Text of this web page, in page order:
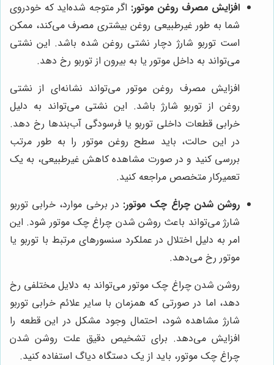
افزایش مصرف روغن موتور: اگر متوجه شده‌اید که خودروی
شما به طور غیرطبیعی روغن بیشتری مصرف می‌کند، ممکن
است توربو شارژ دچار نشتی روغن شده باشد. این نشتی
می‌تواند به داخل موتور یا به بیرون از توربو رخ دهد.
افزایش مصرف روغن موتور می‌تواند نشانه‌ای از نشتی
روغن از توربو شارژ باشد. این نشتی می‌تواند به دلیل
خرابی قطعات داخلی توربو یا فرسودگی آب‌بندها رخ دهد.
در این حالت، باید سطح روغن موتور را به طور مرتب
بررسی کنید و در صورت مشاهده کاهش غیرطبیعی، به یک
تعمیرکار متخصص مراجعه کنید.
روشن شدن چراغ چک موتور: در برخی موارد، خرابی توربو
شارژ می‌تواند باعث روشن شدن چراغ چک موتور شود. این
امر به دلیل اختلال در عملکرد سنسورهای مرتبط با توربو یا
موتور رخ می‌دهد.
روشن شدن چراغ چک موتور می‌تواند به دلایل مختلفی رخ
دهد، اما در صورتی که همزمان با سایر علائم خرابی توربو
شارژ مشاهده شود، احتمال وجود مشکل در این قطعه را
افزایش می‌دهد. برای تشخیص دقیق علت روشن شدن
چراغ چک موتور، باید از یک دستگاه دیاگ استفاده کنید.